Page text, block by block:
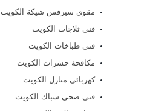
مقوي سيرفس شيكة الكويت
فني ثلاجات الكويت
فني طباخات الكويت
مكافحة حشرات الكويت
كهربائي منازل الكويت
فني صحي سباك الكويت